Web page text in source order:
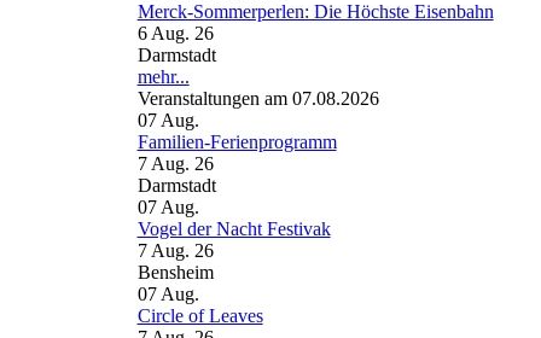
Merck-Sommerperlen: Die Höchste Eisenbahn
6 Aug. 26
Darmstadt
mehr...
Veranstaltungen am 07.08.2026
07 Aug.
Familien-Ferienprogramm
7 Aug. 26
Darmstadt
07 Aug.
Vogel der Nacht Festivak
7 Aug. 26
Bensheim
07 Aug.
Circle of Leaves